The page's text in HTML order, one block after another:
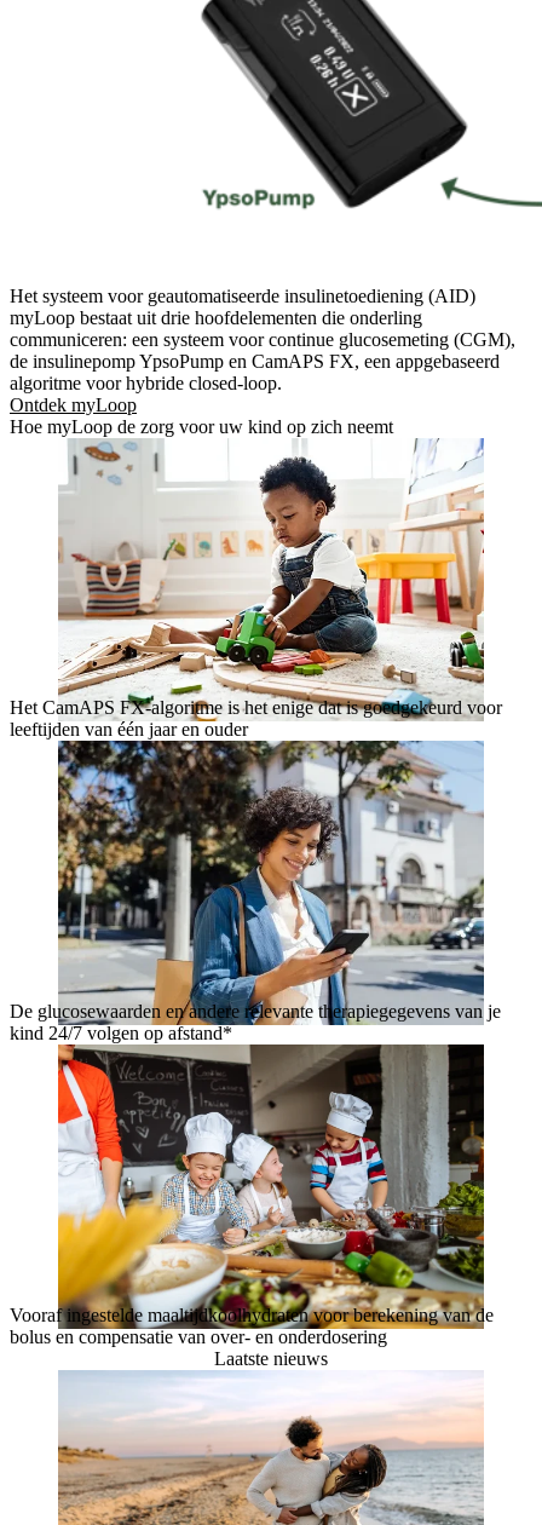
Het systeem voor geautomatiseerde insulinetoediening (AID)
myLoop bestaat uit drie hoofdelementen die onderling
communiceren: een systeem voor continue glucosemeting (CGM),
de insulinepomp YpsoPump en CamAPS FX, een appgebaseerd
algoritme voor hybride closed-loop.
Ontdek myLoop
Hoe myLoop de zorg voor uw kind op zich neemt
Het CamAPS FX-algoritme is het enige dat is goedgekeurd voor
leeftijden van één jaar en ouder
De glucosewaarden en andere relevante therapiegegevens van je
kind 24/7 volgen op afstand*
Vooraf ingestelde maaltijdkoolhydraten voor berekening van de
bolus en compensatie van over- en onderdosering
Laatste nieuws